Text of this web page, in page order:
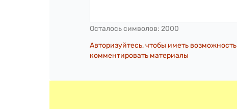
Осталось символов: 2000
Авторизуйтесь, чтобы иметь возможность
комментировать материалы